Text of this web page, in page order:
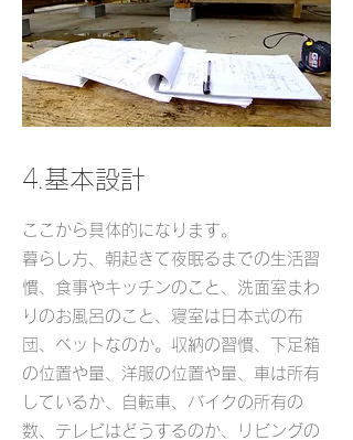
4.基本設計
​ここから具体的になります。
​暮らし方、朝起きて夜眠るまでの生活習
慣、食事やキッチンのこと、洗面室まわ
りのお風呂のこと、寝室は日本式の布
団、ベットなのか。収納の習慣、下足箱
の位置や量、洋服の位置や量、車は所有
しているか、自転車、バイクの所有の
数、テレビはどうするのか、リビングの